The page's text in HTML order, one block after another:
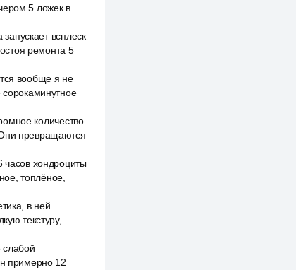
5 ложек в
всплеск
ремонта 5
вообще я не
сорокаминутное
количество
Они превращаются
хондроциты
топлёное,
в ней
текстуру,
слабой
примерно 12